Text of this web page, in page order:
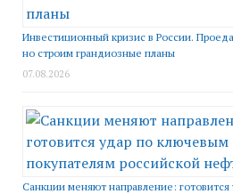
Инвестиционный кризис в России.
но строим грандиозные планы
07.08.2026
Санкции меняют направление: